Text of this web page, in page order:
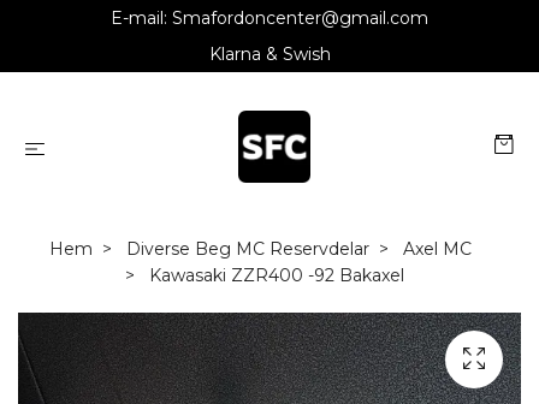
E-mail: Smafordoncenter@gmail.com
Klarna & Swish
Hem Diverse Beg MC Reservdelar
Axel MC
Kawasaki ZZR400 -92 Bakaxel